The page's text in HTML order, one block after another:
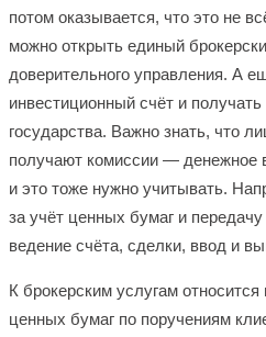
потом оказывается, что это не
можно открыть единый
доверительного управления. А
инвестиционный счёт и
государства. Важно знать, что
получают комиссии — денежное
и это тоже нужно учитывать.
за учёт ценных бумаг и
ведение счёта, сделки, ввод и
К брокерским услугам
ценных бумаг по поручениям